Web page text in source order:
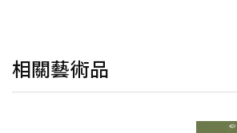
相關藝術品